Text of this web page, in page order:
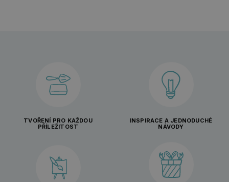
TVOŘENÍ PRO KAŽDOU
PŘÍLEŽITOST
INSPIRACE A JEDNODUCHÉ
NÁVODY